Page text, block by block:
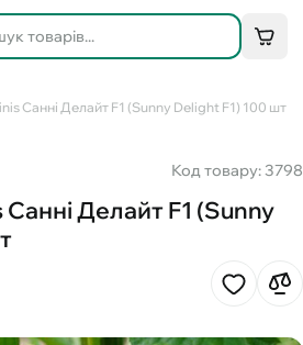
Санні Делайт F1 (Sunny Delight F1) 100 шт
Код товару: 3798
Делайт F1 (Sunny